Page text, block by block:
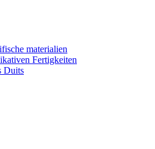
materialien
Fertigkeiten
Duits